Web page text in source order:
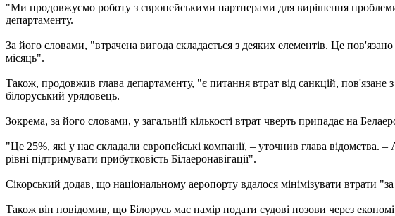
"Ми продовжуємо роботу з європейськими партнерами для вирішення
департаменту.
За його словами, "втрачена вигода складається з деяких елементів. Це
місяць".
Також, продовжив глава департаменту, "є питання втрат від санкцій,
білоруський урядовець.
Зокрема, за його словами, у загальній кількості втрат чверть припадає на
"Це 25%, які у нас складали європейські компанії, – уточнив глава відомства.
рівні підтримувати прибутковість Білаеронавігації".
Сікорський додав, що національному аеропорту вдалося мінімізувати втрати "за
Також він повідомив, що Білорусь має намір подати судові позови через